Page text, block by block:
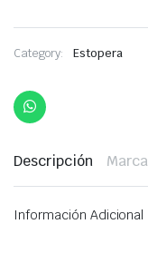
Category: Estopera
Descripción Marca
Información Adicional